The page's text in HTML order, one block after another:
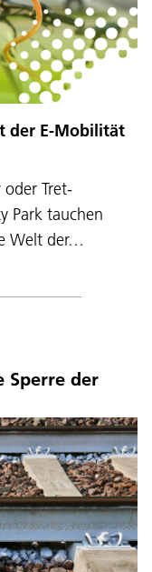
der E-Mobilität
oder Tret-
Park tauchen
Welt der…
Sperre der